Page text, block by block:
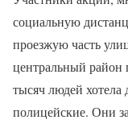
социальную
проезжую часть
центральный район
тысяч людей
полицейские. Они